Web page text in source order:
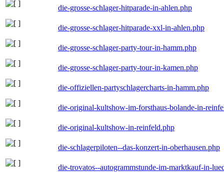
die-grosse-schlager-hitparade-in-ahlen.php
die-grosse-schlager-hitparade-xxl-in-ahlen.php
die-grosse-schlager-party-tour-in-hamm.php
die-grosse-schlager-party-tour-in-kamen.php
die-offiziellen-partyschlagercharts-in-hamm.php
die-original-kultshow-im-forsthaus-bolande-in-
die-original-kultshow-in-reinfeld.php
die-schlagerpiloten--das-konzert-in-oberhausen.php
die-trovatos--autogrammstunde-im-marktkauf-in-